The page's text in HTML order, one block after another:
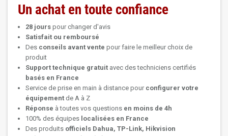
Un achat en toute confiance
28 jours pour changer d'avis
Satisfait ou remboursé
Des conseils avant vente pour faire le meilleur choix de
produit
Support technique gratuit avec des techniciens certifiés
basés en France
Service de prise en main à distance pour configurer votre
équipement de A à Z
Réponse à toutes vos questions en moins de 4h
100% des équipes localisées en France
Des produits officiels Dahua, TP-Link, Hikvision